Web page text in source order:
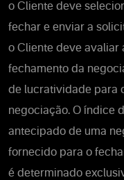
o Cliente deve
fechar e enviar a
o Cliente deve avaliar
fechamento da
de lucratividade para
negociação. O índice
antecipado de uma
fornecido para o
é determinado